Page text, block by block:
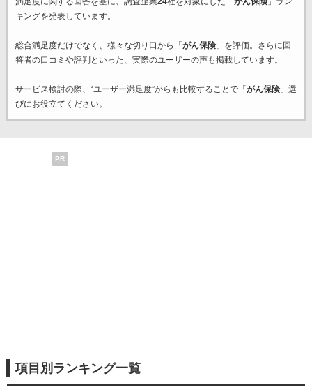
キングを発表しています。
総合満足度だけでなく、様々な切り口から「 がん保険」を評価。さらに回
答者の口コミや評判といった、実際のユーザーの声も掲載しています。
サービス検討の際、“ユーザー満足度”からも比較することで「 がん保険」選
びにお役立てください。
PR
項目別ランキング一覧